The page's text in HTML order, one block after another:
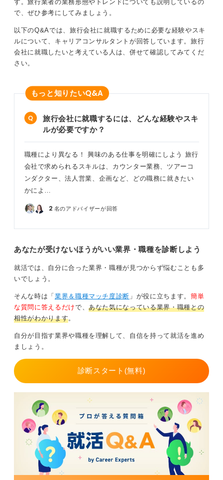
上がりやすい職種への異動を視野に入れるといった選択
肢が考えられます。
動詞レベルで旅行に関する何が好きなのかを考え仕
事探しをしよう
常に多い選択肢です。
行を誰かに紹介するのが好き（＝仕事）」なことは別で
す。また、その旅行で「収益を上げる（＝ビジネス）」
ぜひ一度、「旅行の何が好きなのか」を深く言語化して
みることをおすすめします。
たとえば、「自分が考えたプランを人に紹介するのが好
き」なのであれば、その欲求は旅行業界でなくても満た
せるかもしれません。
性があります。「旅行」という名詞レベルではなく、
「旅行で何をすることが好きなのか」という動名詞レベ
ルまで落とし込んで考えることができれば、より良い仕
事探しができると思います。
0
す。旅行業者の業務形態やトレンドについても説明しているの
で、ぜひ参考にしてみましょう。
以下のQ&Aでは、旅行会社に就職するために必要な経験やスキ
ルについて、キャリアコンサルタントが回答しています。旅行
会社に就職したいと考えている人は、併せて確認してみてくだ
さい。
もっと知りたいQ&A
旅行会社に就職するには、どんな経験やスキ
ルが必要ですか？
職種により異なる！ 興味のある仕事を明確にしよう 旅行
会社で求められるスキルは、カウンター業務、ツアーコ
ンダクター、法人営業、企画など、どの職務に就きたい
かによ…
2 名のアドバイザーが回答
あなたが受けないほうがいい業界・職種を診断しよう
就活では、自分に合った業界・職種が見つからず悩むことも多
いでしょう。
そんな時は「 業界＆職種マッチ度診断 」が役に立ちます。 簡単
な質問に答えるだけで、あなた気になっている業界・職種との
相性がわかります。
自分が目指す業界や職種を理解して、自信を持って就活を進め
ましょう。
診断スタート(無料)